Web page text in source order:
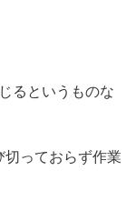
るというものな
っておらず作業